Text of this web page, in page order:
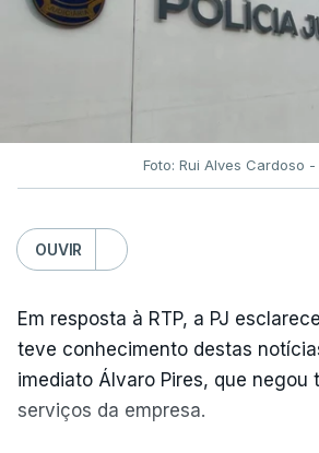
Foto: Rui Alves Cardoso -
OUVIR
Em resposta à RTP, a PJ
teve conhecimento destas
imediato Álvaro Pires, que negou
serviços da empresa.